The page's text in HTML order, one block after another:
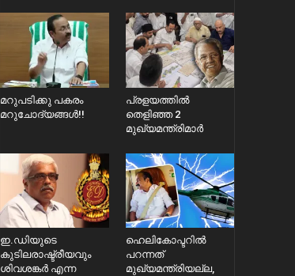
മറുപടിക്കു പകരം
മറുചോദ്യങ്ങൾ!!
പ്രളയത്തിൽ
തെളിഞ്ഞ 2
മുഖ്യമന്ത്രിമാർ
ഇ.ഡിയുടെ
കുടിലരാഷ്ട്രീയവും
ശിവശങ്കർ എന്ന
ഹെലികോപ്ടറിൽ
പറന്നത്
മുഖ്യമന്ത്രിയല്ല,